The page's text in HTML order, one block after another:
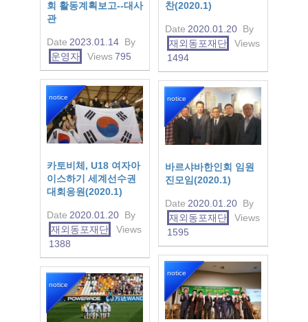
회 활동계획보고--대사
관
Date 2023.01.14 By
운영자
Views795
찬(2020.1)
Date 2020.01.20 By
재외동포재단
Views
1494
notice
카토비체, U18 여자아
이스하기 세계선수권
대회응원(2020.1)
Date 2020.01.20 By
재외동포재단
Views
1388
notice
바르샤바한인회 임원
진모임(2020.1)
Date 2020.01.20 By
재외동포재단
Views
1595
notice
notice